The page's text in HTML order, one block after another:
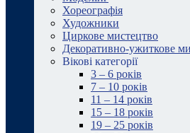
Хореографія
Художники
Циркове мистецтво
Декоративно-ужиткове
Вікові категорії
3 – 6 років
7 – 10 років
11 – 14 років
15 – 18 років
19 – 25 років